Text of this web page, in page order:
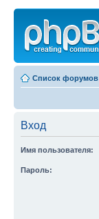
Список форумов
Вход
Имя пользователя:
Пароль: